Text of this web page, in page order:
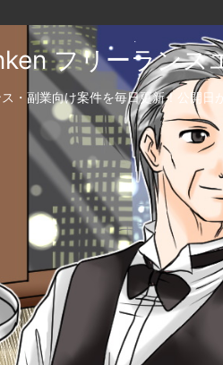
フリーラン
・副業向け案件を毎日更新！公開日